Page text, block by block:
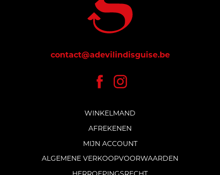
contact@adevilindisguise.be
WINKELMAND
AFREKENEN
MIJN ACCOUNT
ALGEMENE VERKOOPVOORWAARDEN